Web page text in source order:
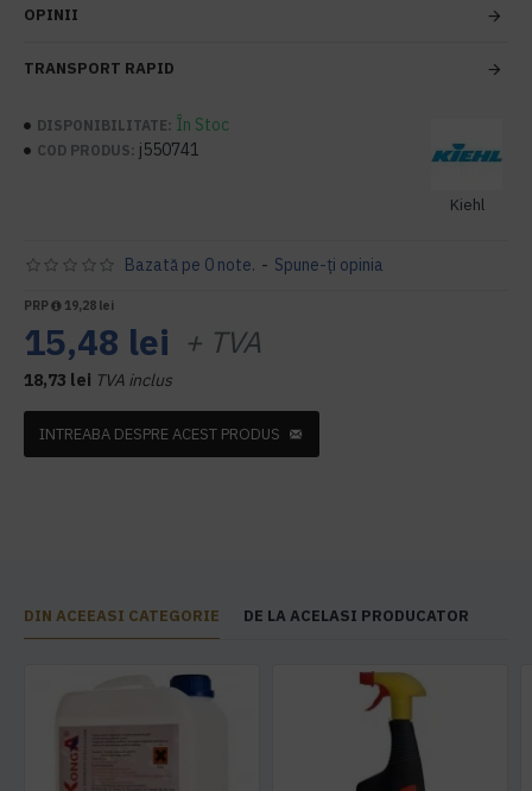
OPINII
TRANSPORT RAPID
DISPONIBILITATE: În Stoc
COD PRODUS: j550741
Kiehl
Bazată pe 0 note. - Spune-ţi opinia
PRP 19,28 lei
15,48 lei + TVA
18,73 lei TVA inclus
INTREABA DESPRE ACEST PRODUS
DIN ACEEASI CATEGORIE DE LA ACELASI PRODUCATOR